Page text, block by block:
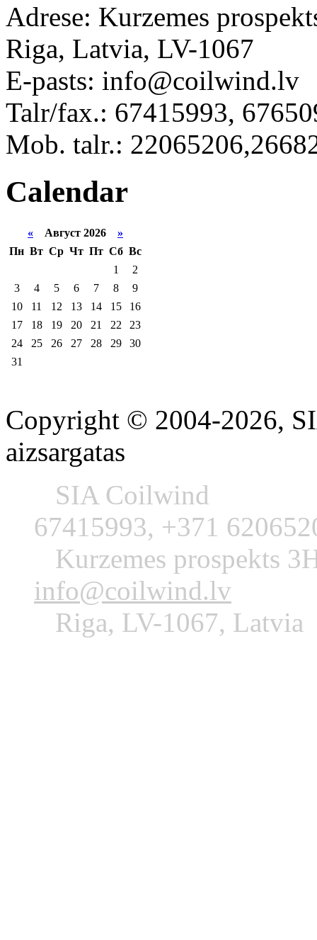
Adrese: Kurzemes
Riga, Latvia, LV-1067
E-pasts: info@coilwind.lv
Talr/fax.: 67415993,
Mob. talr.:
Calendar
« Август 2026 »
Пн Вт Ср Чт Пт Сб Вс
1
2
3
4 5 6 7 8
9
10
11 12 13 14 15
16
17
18 19 20 21 22
23
24
25 26 27 28 29
30
31
Copyright © 2004-2026,
aizsargatas
SIA
67415993, +371
Kurzemes
info@coilwind.lv
Riga, LV-1067, Latvia